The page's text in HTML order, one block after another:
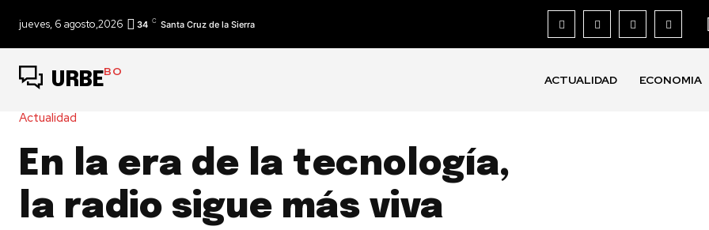
jueves, 6 agosto,2026 34 C Santa Cruz de la Sierra
URBEBO
ACTUALIDAD ECONOMIA
Actualidad
En la era de la tecnología,
la radio sigue más viva